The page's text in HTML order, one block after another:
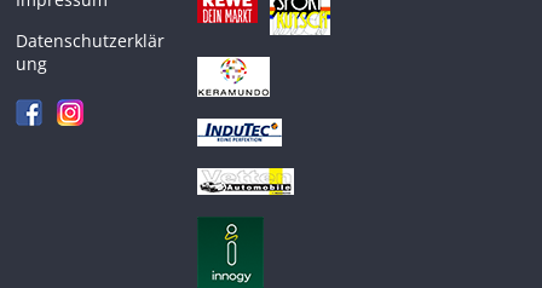
Datenschutzerklär
ung